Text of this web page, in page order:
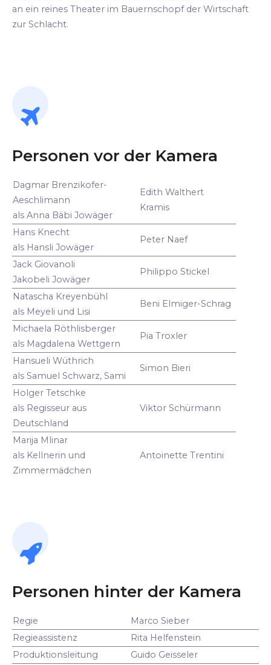
an ein reines Theater im Bauernschopf der Wirtschaft
zur Schlacht.
Personen vor der Kamera
Dagmar Brenzikofer-
Aeschlimann
als Anna Bäbi Jowäger
Edith Walthert
Kramis
Hans Knecht
als Hansli Jowäger
Peter Naef
Jack Giovanoli
Jakobeli Jowäger
Philippo Stickel
Natascha Kreyenbühl
als Meyeli und Lisi
Beni Elmiger-Schrag
Michaela Röthlisberger
als Magdalena Wettgern
Pia Troxler
Hansueli Wüthrich
als Samuel Schwarz, Sami
Simon Bieri
Holger Tetschke
als Regisseur aus
Deutschland
Viktor Schürmann
Marija Mlinar
als Kellnerin und
Zimmermädchen
Antoinette Trentini
Personen hinter der Kamera
Regie
Marco Sieber
Regieassistenz
Rita Helfenstein
Produktionsleitung
Guido Geisseler